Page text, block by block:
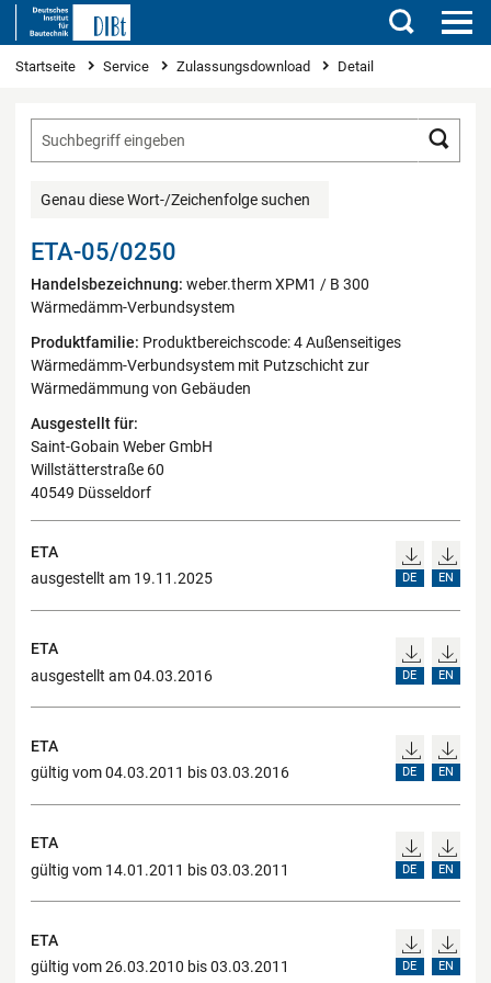
Suchen
Sie sind hier
Startseite Service Zulassungsdownload Detail
Genau diese Wort-/Zeichenfolge suchen
ETA-05/0250
Handelsbezeichnung: weber.therm XPM1 / B 300
Wärmedämm-Verbundsystem
Produktfamilie: Produktbereichscode: 4 Außenseitiges
Wärmedämm-Verbundsystem mit Putzschicht zur
Wärmedämmung von Gebäuden
Ausgestellt für:
Saint-Gobain Weber GmbH
Willstätterstraße 60
40549 Düsseldorf
ETA
ausgestellt am 19.11.2025
DE EN
ETA
ausgestellt am 04.03.2016
DE EN
ETA
gültig vom 04.03.2011 bis 03.03.2016
DE EN
ETA
gültig vom 14.01.2011 bis 03.03.2011
DE EN
ETA
gültig vom 26.03.2010 bis 03.03.2011
DE EN